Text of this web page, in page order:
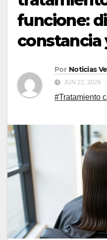
funcione:
constancia
Por Noticias
JUN 22, 2026
#Tratamiento